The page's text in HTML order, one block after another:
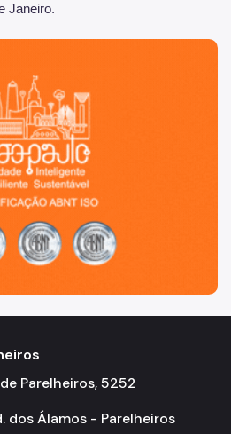
Janeiro.
resiliente e sustentável
Parelheiros, 5252
dos Álamos - Parelheiros